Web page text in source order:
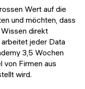
Wert auf die
und möchten, dass
direkt
jeder Data
3,5 Wochen
von Firmen aus
wird.